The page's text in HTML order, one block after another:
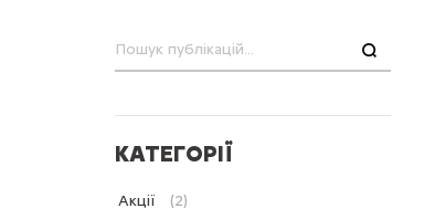
КАТЕГОРІЇ
Акції
(2)